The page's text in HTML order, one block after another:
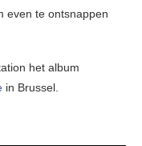
even te ontsnappen
het album
in Brussel.